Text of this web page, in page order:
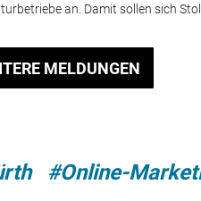
an. Damit sollen sich
MELDUNGEN
#Online-